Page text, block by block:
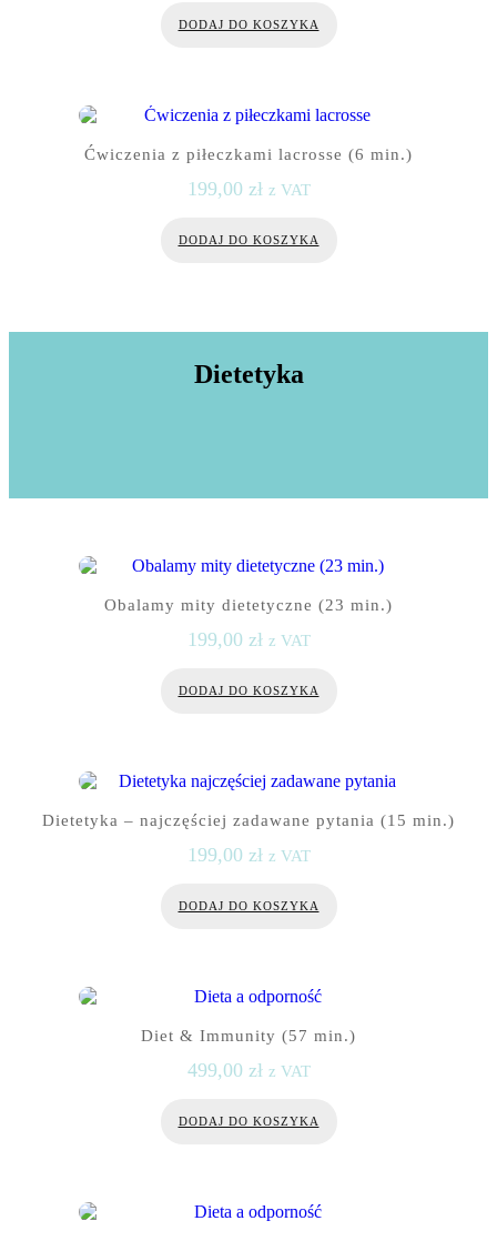
DODAJ DO KOSZYKA
Ćwiczenia z piłeczkami lacrosse (6 min.)
199,00 zł z VAT
DODAJ DO KOSZYKA
Dietetyka
Obalamy mity dietetyczne (23 min.)
199,00 zł z VAT
DODAJ DO KOSZYKA
Dietetyka – najczęściej zadawane pytania (15 min.)
199,00 zł z VAT
DODAJ DO KOSZYKA
Diet & Immunity (57 min.)
499,00 zł z VAT
DODAJ DO KOSZYKA